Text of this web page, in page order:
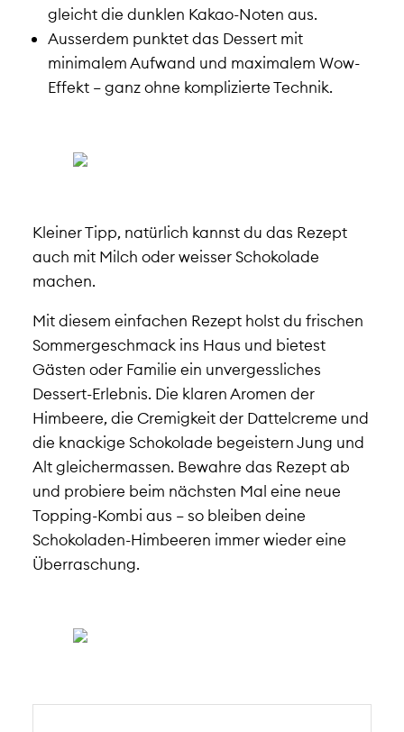
gleicht die dunklen Kakao-Noten aus.
Ausserdem punktet das Dessert mit
minimalem Aufwand und maximalem Wow-
Effekt – ganz ohne komplizierte Technik.
Kleiner Tipp, natürlich kannst du das Rezept
auch mit Milch oder weisser Schokolade
machen.
Mit diesem einfachen Rezept holst du frischen
Sommergeschmack ins Haus und bietest
Gästen oder Familie ein unvergessliches
Dessert-Erlebnis. Die klaren Aromen der
Himbeere, die Cremigkeit der Dattelcreme und
die knackige Schokolade begeistern Jung und
Alt gleichermassen. Bewahre das Rezept ab
und probiere beim nächsten Mal eine neue
Topping-Kombi aus – so bleiben deine
Schokoladen-Himbeeren immer wieder eine
Überraschung.